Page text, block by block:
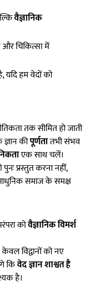
वैज्ञानिक
और चिकित्सा में
हम वेदों को
तक सीमित हो जाती
ज्ञान कीपूर्णतातभी संभव
एक साथ चलें।
प्रस्तुत करना नहीं,
समाज के समक्ष
कोवैज्ञानिक विमर्श
विद्वानों को नए
किवेद ज्ञान शाश्वत है
है।